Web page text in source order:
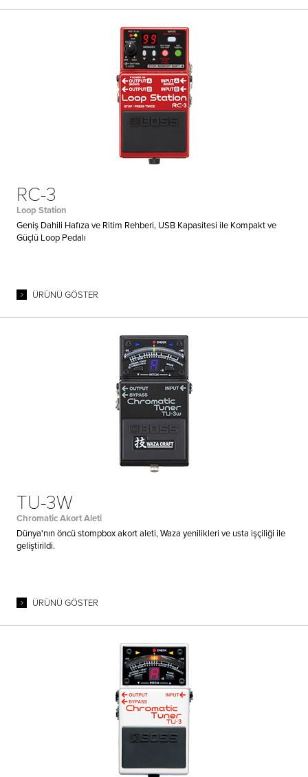
RC-3
Loop Station
Geniş Dahili Hafıza ve Ritim Rehberi, USB Kapasitesi ile Kompakt ve
Güçlü Loop Pedalı
ÜRÜNÜ GÖSTER
TU-3W
Chromatic Akort Aleti
Dünya'nın öncü stompbox akort aleti, Waza yenilikleri ve usta işçiliği ile
geliştirildi.
ÜRÜNÜ GÖSTER